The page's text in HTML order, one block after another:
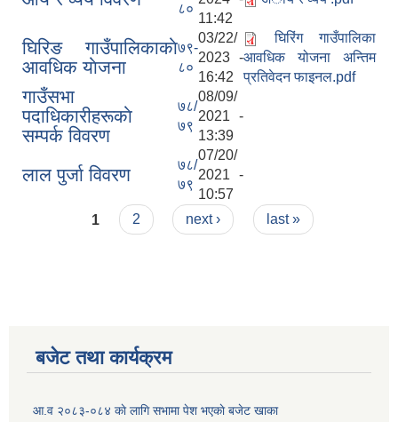
८०
11:42
घिरिङ गाउँपालिकाकाे
आवधिक याेजना
७९-
८०
03/22/
2023 -
16:42
घिरिंग गाउँपालिका
आवधिक योजना अन्तिम
प्रतिवेदन फाइनल.pdf
गाउँसभा
पदाधिकारीहरूकाे
सम्पर्क विवरण
७८/
७९
08/09/
2021 -
13:39
लाल पुर्जा विवरण
७८/
७९
07/20/
2021 -
10:57
Pages
1 2 next › last »
बजेट तथा कार्यक्रम
आ.व २०८३-०८४ काे लागि सभामा पेश भएकाे बजेट खाका